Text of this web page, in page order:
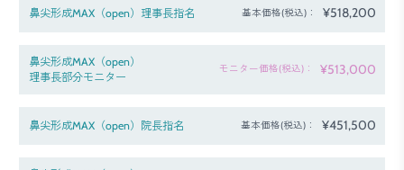
鼻尖形成MAX（open）理事長指名 基本価格(税込)： ¥518,200
鼻尖形成MAX（open）
理事長部分モニター
モニター価格(税込)： ¥513,000
鼻尖形成MAX（open）院長指名 基本価格(税込)： ¥451,500